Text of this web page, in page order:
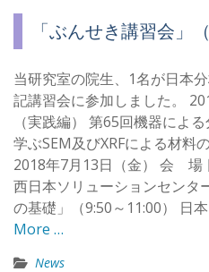
「ぶんせき講習会」
当研究室の院生、1名が日本
記講習会に参加しました。
（実践編） 第65回機器によ
学ぶSEM及びXRFによる材
2018年7月13日（金） 会 場
西日本ソリューションセンタ
の基礎」（9:50～11:00）
More …
News